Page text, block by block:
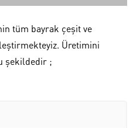
tüm bayrak çeşit ve
Üretimini
şekildedir ;